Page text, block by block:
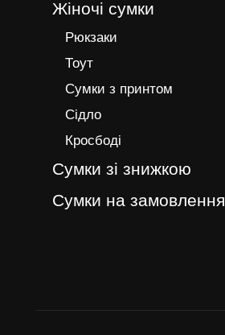
Жіночі сумки
Рюкзаки
Тоут
Сумки з принтом
Сідло
Кросбоді
Сумки зі знижкою
Сумки на замовлення